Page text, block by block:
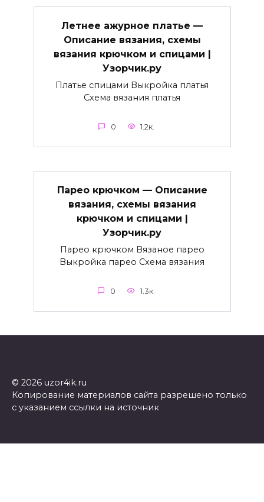
Летнее ажурное платье —
Описание вязания, схемы
вязания крючком и спицами |
Узорчик.ру
Платье спицами Выкройка платья
Схема вязания платья
0 1.2к.
Парео крючком — Описание
вязания, схемы вязания
крючком и спицами |
Узорчик.ру
Парео крючком Вязаное парео
Выкройка парео Схема вязания
0 1.3к.
© 2026 uzor4ik.ru
Копирование материалов сайта разрешено только
с указанием ссылки на источник